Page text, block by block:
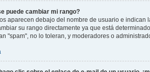
puede cambiar mi rango?
aparecen debajo del nombre de usuario e
su rango directamente ya que está
"spam", no lo toleran, y moderadores o